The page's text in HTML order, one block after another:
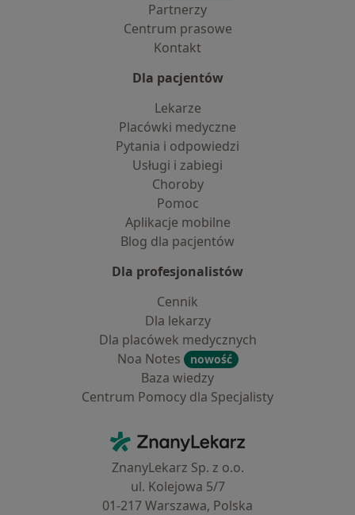
Partnerzy
Centrum prasowe
Kontakt
Dla pacjentów
Lekarze
Placówki medyczne
Pytania i odpowiedzi
Usługi i zabiegi
Choroby
Pomoc
Aplikacje mobilne
Blog dla pacjentów
Dla profesjonalistów
Cennik
Dla lekarzy
Dla placówek medycznych
Noa Notes
nowość
Baza wiedzy
Centrum Pomocy dla Specjalisty
ZnanyLekarz - Strona główna
ZnanyLekarz Sp. z o.o.
ul. Kolejowa 5/7
01-217 Warszawa, Polska